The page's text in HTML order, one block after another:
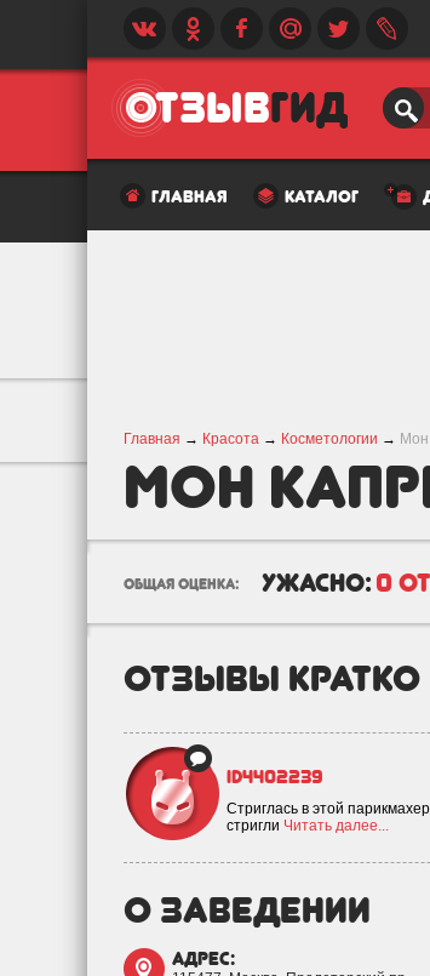
главная каталог
Главная → Красота → Косметологии → Мон
Мон
общая оценка: ужасно: 0
отзывы кратко
id4402239
Стриглась в этой
стригли Читать далее...
о заведении
адрес: